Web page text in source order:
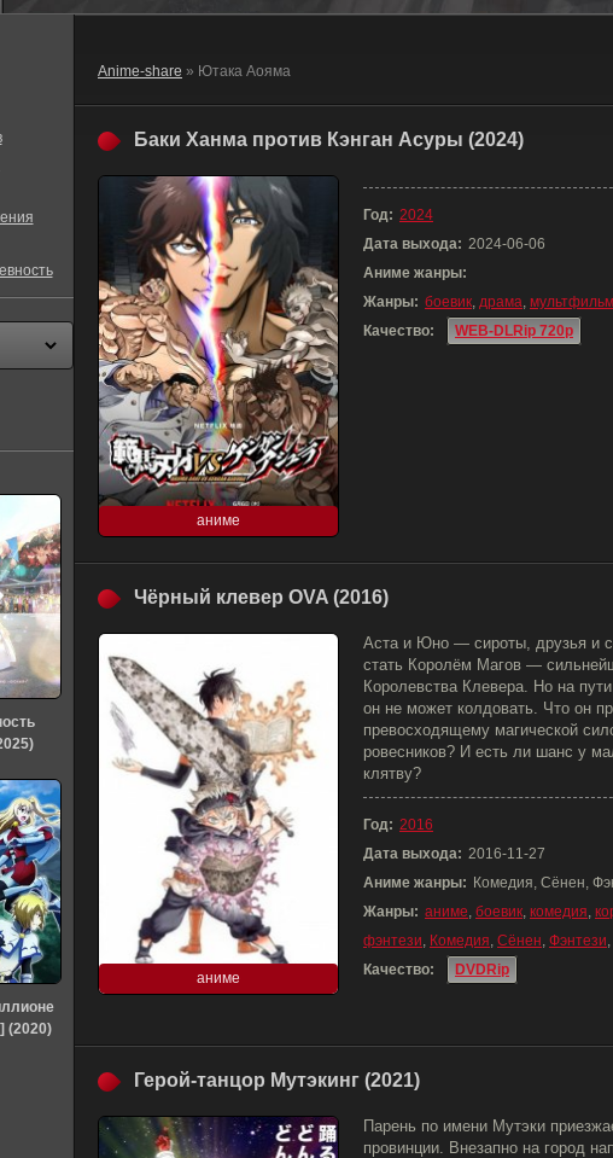
Anime-share » Ютака Аояма
Баки Ханма против Кэнган Асуры (2024)
аниме
Год: 2024
Дата выхода: 2024-06-06
Аниме жанры:
Жанры: боевик, драма, мультфильм
Качество:
WEB-DLRip 720p
Чёрный клевер OVA (2016)
аниме
Аста и Юно — сироты, друзья и
стать Королём Магов —
Королевства Клевера. Но на
он не может колдовать. Что он
превосходящему магической
ровесников? И есть ли шанс у
клятву?
Год: 2016
Дата выхода: 2016-11-27
Аниме жанры: Комедия, Сёнен,
Жанры: аниме, боевик, комедия,
фэнтези, Комедия, Сёнен, Фэнтези,
Качество:
DVDRip
Герой-танцор Мутэкинг (2021)
Парень по имени Мутэки
провинции. Внезапно на город
(2020)